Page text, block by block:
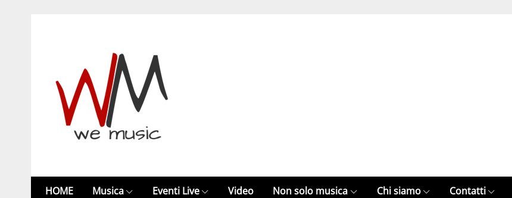
HOME Musica Eventi Live Video Non solo musica Chi siamo Contatti